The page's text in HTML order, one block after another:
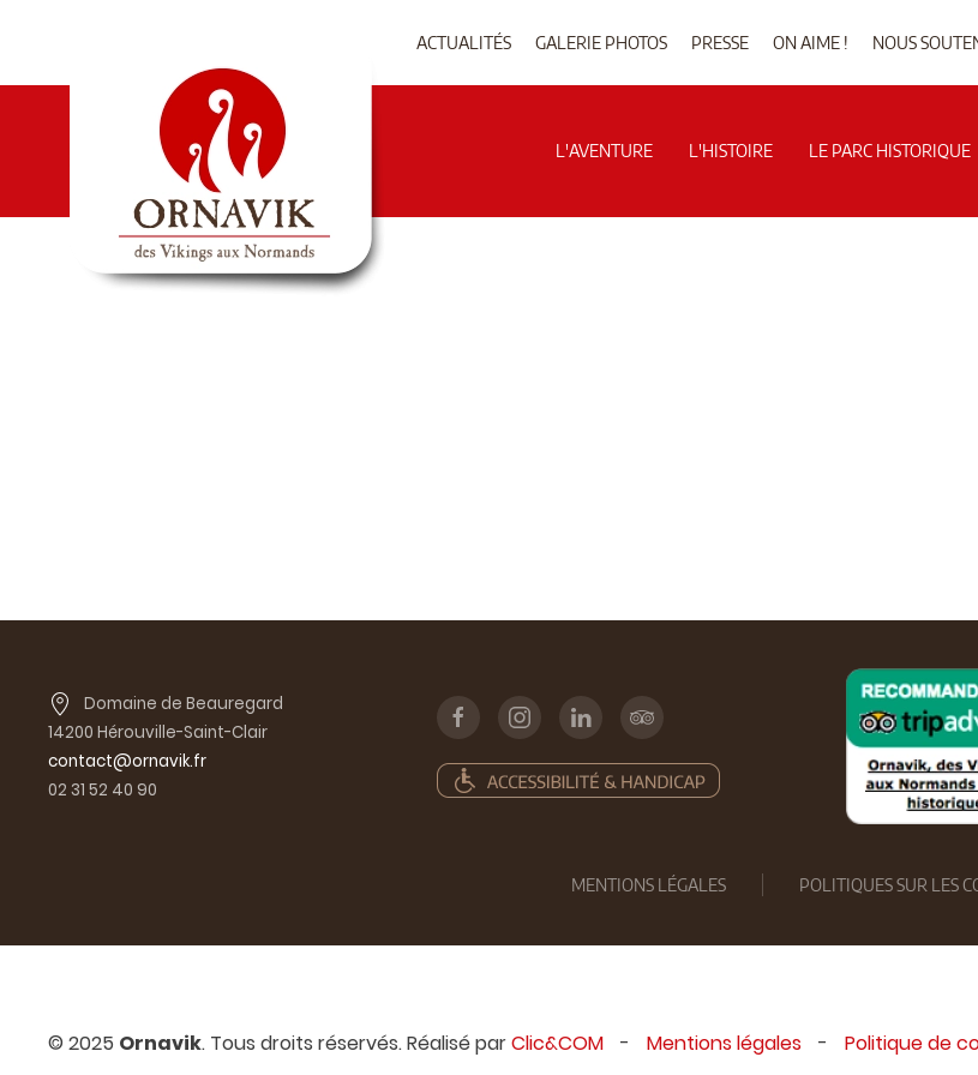
ACTUALITÉS GALERIE PHOTOS PRESSE ON AIME ! NOUS
L'AVENTURE L'HISTOIRE LE PARC HISTORIQUE
Domaine de Beauregard
14200 Hérouville-Saint-Clair
contact@ornavik.fr
02 31 52 40 90
MENTIONS LÉGALES POLITIQUES SUR LES
© 2025 Ornavik. Tous droits réservés. Réalisé parClic&COM - Mentions légales - Politique de